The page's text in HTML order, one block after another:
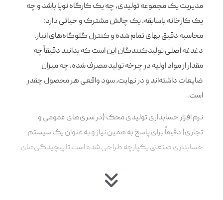
مدیریت یک مجموعه تولیدی، چه یک کارگاه نوپا باشد و چه
یک کارخانه باسابقه، یک چالش مشترک و حیاتی دارد:
محاسبه دقیق بهای تمام شده و کنترل گلوگاه‌های انبار.
دغدغه اصلی تولیدکنندگان این است که بدانند دقیقاً چه
مقدار از مواد اولیه در چرخه تولید مصرف شده، چه میزان
ضایعات داشته‌اند و در نهایت، سود واقعی هر محصول چقدر
است.
نرم افزار حسابداری تولیدی محک (در سری‌های عمومی و
تجاری) دقیقاً برای پاسخ به همین نیاز و به عنوان یک سیستم
حسابداری صنعتی یکپارچه طراحی شده است تا پیچیدگی‌های
چرا به نرم افزار حسابداری